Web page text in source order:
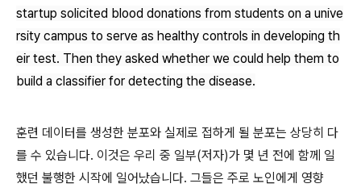
startup solicited blood donations from students on a unive
rsity campus to serve as healthy controls in developing th
eir test. Then they asked whether we could help them to
build a classifier for detecting the disease.
훈련 데이터를 생성한 분포와 실제로 접하게 될 분포는 상당히 다
를 수 있습니다. 이것은 우리 중 일부(저자)가 몇 년 전에 함께 일
했던 불행한 시작에 일어났습니다. 그들은 주로 노인에게 영향